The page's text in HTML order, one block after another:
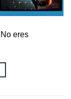
eres